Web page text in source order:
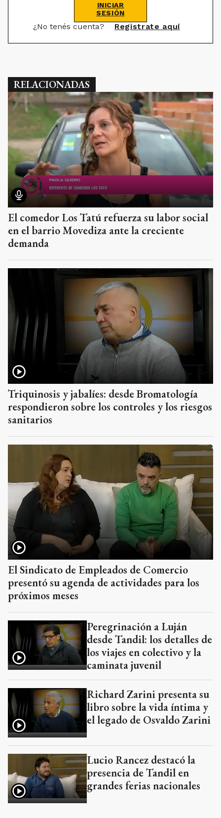
INICIAR
SESIÓN
¿No tenés cuenta? Registrate aquí
RELACIONADAS
El comedor Los Tatú refuerza su labor social
en el barrio Movediza ante la creciente
demanda
Triquinosis y jabalíes: desde Bromatología
respondieron sobre los controles y los riesgos
sanitarios
El Sindicato de Empleados de Comercio
presentó su agenda de actividades para los
próximos meses
Peregrinación a Luján
desde Tandil: los detalles de
los viajes en colectivo y la
caminata juvenil
Richard Zarini presenta su
libro sobre la vida íntima y
el legado de Osvaldo Zarini
Lucio Rancez destacó la
presencia de Tandil en
grandes ferias nacionales